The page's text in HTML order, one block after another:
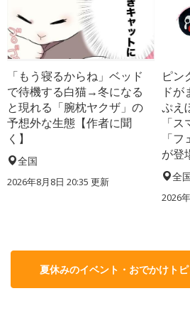
「もう寝るからね」ベッド
で待機する白猫→冬になる
と現れる「腕枕ヤクザ」の
予想外な生態【作者に聞
く】
全国
2026年8月8日 20:35 更新
ピン
ド
ぷえ
「
「
が登
全
2026
夏休みのイベント・おでかけト